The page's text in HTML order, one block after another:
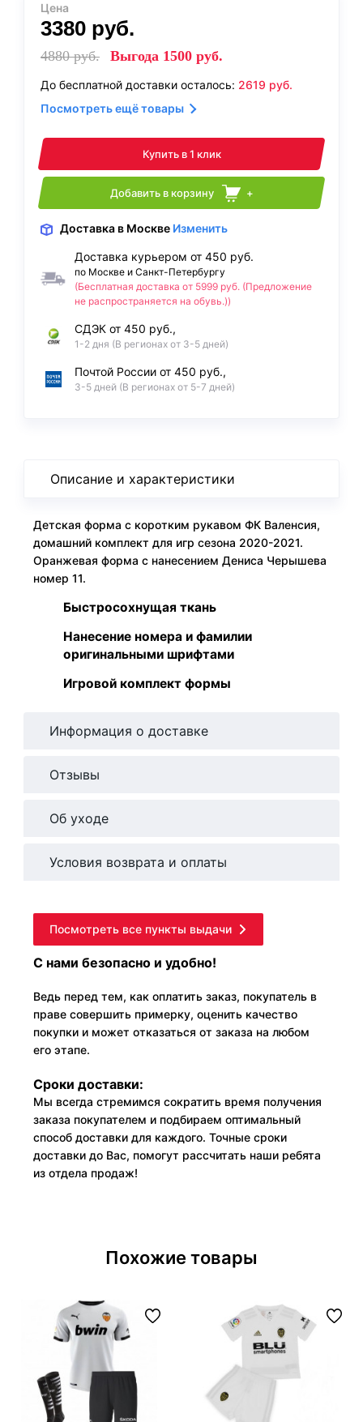
Цена
3380 руб.
4880руб. Выгода 1500 руб.
До бесплатной доставки осталось: 2619 руб.
Посмотреть ещё товары
Купить в 1 клик
Добавить в корзину +
Доставка в Москве Изменить
Доставка курьером от 450 руб.
по Москве и Санкт-Петербургу
(Бесплатная доставка от 5999 руб. (Предложение
не распространяется на обувь.))
СДЭК от 450 руб.,
1-2 дня (В регионах от 3-5 дней)
Почтой России от 450 руб.,
3-5 дней (В регионах от 5-7 дней)
Описание и характеристики
Детская форма с коротким рукавом ФК Валенсия,
домашний комплект для игр сезона 2020-2021.
Оранжевая форма с нанесением Дениса Черышева
номер 11.
Быстросохнущая ткань
Нанесение номера и фамилии
оригинальными шрифтами
Игровой комплект формы
Информация о доставке
Отзывы
Об уходе
Условия возврата и оплаты
Посмотреть все пункты выдачи
С нами безопасно и удобно!
Ведь перед тем, как оплатить заказ, покупатель в
праве совершить примерку, оценить качество
покупки и может отказаться от заказа на любом
его этапе.
Сроки доставки:
Мы всегда стремимся сократить время получения
заказа покупателем и подбираем оптимальный
способ доставки для каждого. Точные сроки
доставки до Вас, помогут рассчитать наши ребята
из отдела продаж!
Похожие товары